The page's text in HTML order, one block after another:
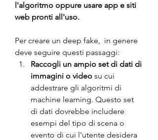
l'algoritmo oppure usare app e siti
web pronti all'uso.
Per creare un deep fake,  in genere
deve seguire questi passaggi:
Raccogli un ampio set di dati di
immagini o video su cui
addestrare gli algoritmi di
machine learning. Questo set
di dati dovrebbe includere
esempi del tipo di scena o
evento di cui l'utente desidera